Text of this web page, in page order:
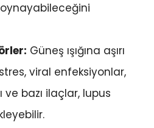
Güneş ışığına aşırı
viral enfeksiyonlar,
bazı ilaçlar, lupus